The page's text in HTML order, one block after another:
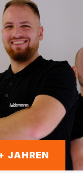
JAHREN